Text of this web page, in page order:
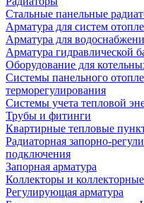
Стальные панельные
Арматура для систем
Арматура для
Арматура гидравлической
Оборудование для
Системы панельного
терморегулирования
Системы учета тепловой
Трубы и фитинги
Квартирные тепловые
Радиаторная запорно-
подключения
Запорная арматура
Коллекторы и
Регулирующая арматура